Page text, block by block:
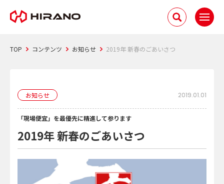
TOP コンテンツ お知らせ 2019年 新春のごあいさつ
お知らせ 2019.01.01
「現場便宜」を最優先に精進して参ります
2019年 新春のごあいさつ